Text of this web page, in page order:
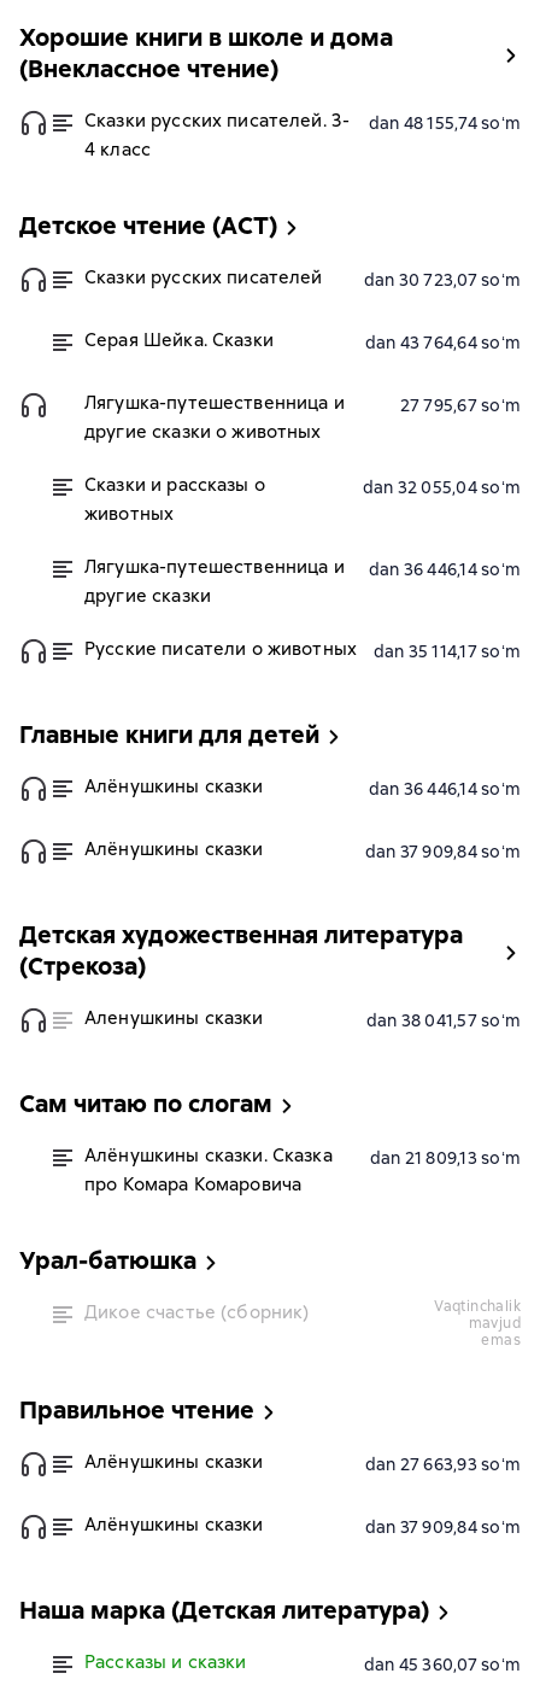
Хорошие книги в школе и дома
(Внеклассное чтение)
Сказки русских писателей. 3-
4 класс
dan 48 155,74 soʻm
Детское чтение (АСТ)
Сказки русских писателей dan 30 723,07 soʻm
Серая Шейка. Сказки dan 43 764,64 soʻm
Лягушка-путешественница и
другие сказки о животных
27 795,67 soʻm
Сказки и рассказы о
животных
dan 32 055,04 soʻm
Лягушка-путешественница и
другие сказки
dan 36 446,14 soʻm
Русские писатели о животных dan 35 114,17 soʻm
Главные книги для детей
Алёнушкины сказки dan 36 446,14 soʻm
Алёнушкины сказки dan 37 909,84 soʻm
Детская художественная литература
(Стрекоза)
Аленушкины сказки dan 38 041,57 soʻm
Сам читаю по слогам
Алёнушкины сказки. Сказка
про Комара Комаровича
dan 21 809,13 soʻm
Урал-батюшка
Дикое счастье (сборник)
vaqtinchalik
mavjud
emas
Правильное чтение
Алёнушкины сказки dan 27 663,93 soʻm
Алёнушкины сказки dan 37 909,84 soʻm
Наша марка (Детская литература)
Рассказы и сказки dan 45 360,07 soʻm